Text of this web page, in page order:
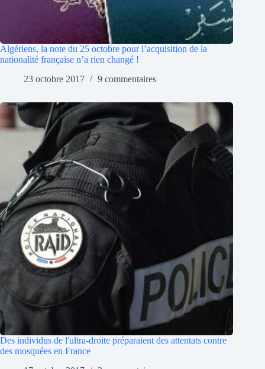
Algériens, la note du 25 octobre pour l’acquisition de la
nationalité française n’a rien changé !
23 octobre 2017
9 commentaires
Des individus de l'ultra-droite préparaient des attentats contre
des mosquées en France